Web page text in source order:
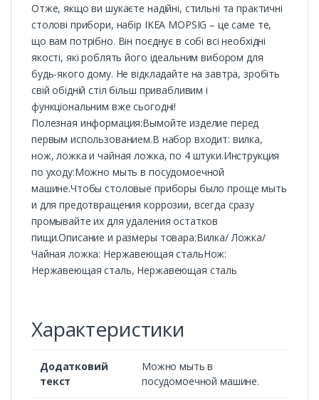
Отже, якщо ви шукаєте надійні, стильні та практичні
столові прибори, набір IKEA MOPSIG – це саме те,
що вам потрібно. Він поєднує в собі всі необхідні
якості, які роблять його ідеальним вибором для
будь-якого дому. Не відкладайте на завтра, зробіть
свій обідній стіл більш привабливим і
функціональним вже сьогодні!
Полезная информация:Вымойте изделие перед
первым использованием.В набор входит: вилка,
нож, ложка и чайная ложка, по 4 штуки.Инструкция
по уходу:Можно мыть в посудомоечной
машине.Чтобы столовые приборы было проще мыть
и для предотвращения коррозии, всегда сразу
промывайте их для удаления остатков
пищи.Описание и размеры товара:Вилка/ Ложка/
Чайная ложка: Нержавеющая стальНож:
Нержавеющая сталь, Нержавеющая сталь
Характеристики
Додатковий
текст
Можно мыть в
посудомоечной машине.